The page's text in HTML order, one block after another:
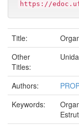
https://
Title:
Other
Titles:
Authors:
Keywords: